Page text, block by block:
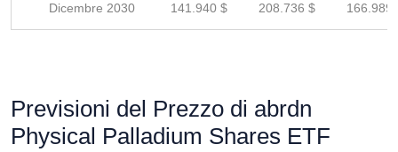
Dicembre 2030 141.940 $ 208.736 $ 166.989
Previsioni del Prezzo di abrdn
Physical Palladium Shares ETF